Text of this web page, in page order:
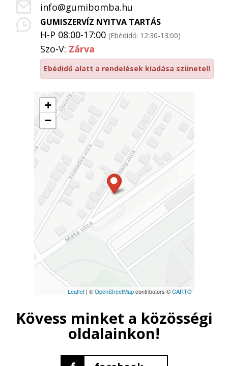
+
−
Leaflet| ©OpenStreetMapcontributors ©CARTO
info@gumibomba.hu
GUMISZERVÍZ NYITVA TARTÁS
H-P 08:00-17:00 (Ebédidő: 12:30-13:00)
Szo-V: Zárva
Ebédidő alatt a rendelések kiadása szünetel!
Kövess minket a közösségi
oldalainkon!